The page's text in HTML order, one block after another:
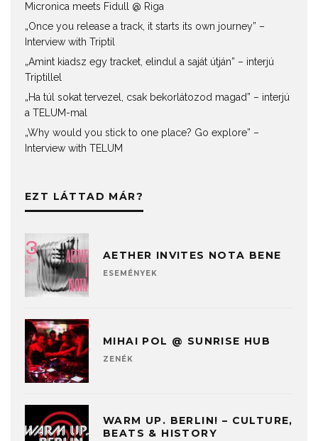
Micronica meets Fidull @ Riga
„Once you release a track, it starts its own journey” –
Interview with Triptil
„Amint kiadsz egy tracket, elindul a saját útján” – interjú
Triptillel
„Ha túl sokat tervezel, csak bekorlátozod magad” – interjú
a TELUM-mal
„Why would you stick to one place? Go explore” –
Interview with TELUM
EZT LÁTTAD MÁR?
AETHER INVITES NOTA BENE
ESEMÉNYEK
MIHAI POL @ SUNRISE HUB
ZENÉK
WARM UP. BERLIN! – CULTURE,
BEATS & HISTORY